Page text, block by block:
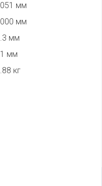
мм
мм
мм
мм
кг